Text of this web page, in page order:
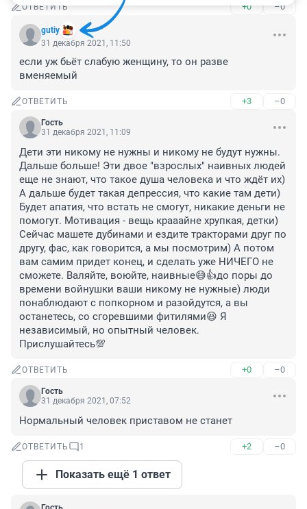
ОТВЕТИТЬ +0 –0
gutiy
31 декабря 2021, 11:50
если уж бьёт слабую женщину, то он разве
вменяемый
ОТВЕТИТЬ +3 –0
Гость
31 декабря 2021, 11:09
Дети эти никому не нужны и никому не будут нужны.
Дальше больше! Эти двое "взрослых" наивных людей
еще не знают, что такое душа человека и что ждёт их)
А дальше будет такая депрессия, что какие там дети)
Будет апатия, что встать не смогут, никакие деньги не
помогут. Мотивация - вещь крааайне хрупкая, детки)
Сейчас машете дубинами и ездите тракторами друг по
другу, фас, как говорится, а мы посмотрим) А потом
вам самим придет конец, и сделать уже НИЧЕГО не
сможете. Валяйте, воюйте, наивные😅👍до поры до
времени войнушки ваши никому не нужные) люди
понаблюдают с попкорном и разойдутся, а вы
останетесь, со сгоревшими фитилями😆 Я
независимый, но опытный человек.
Прислушайтесь💯
ОТВЕТИТЬ +0 –0
Гость
31 декабря 2021, 07:52
Нормальный человек приставом не станет
ОТВЕТИТЬ 1 +2 –0
Показать ещё 1 ответ